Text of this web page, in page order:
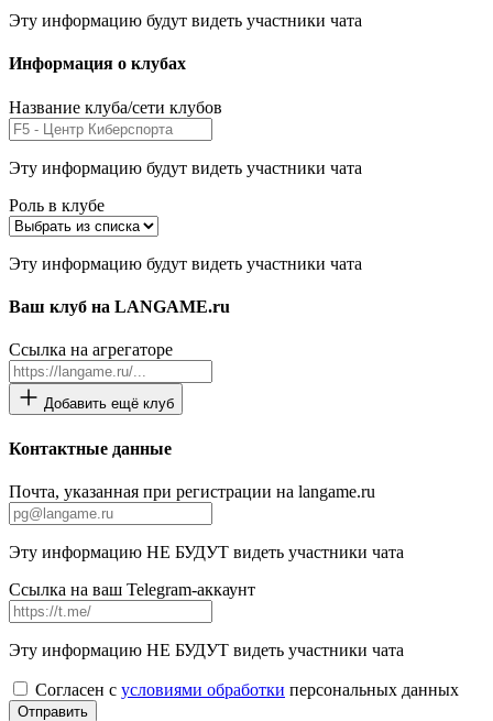
Эту информацию будут видеть участники чата
Информация о клубах
Название клуба/сети клубов
Эту информацию будут видеть участники чата
Роль в клубе
Эту информацию будут видеть участники чата
Ваш клуб на LANGAME.ru
Ссылка на агрегаторе
Добавить ещё клуб
Контактные данные
Почта, указанная при регистрации на langame.ru
Эту информацию НЕ БУДУТ видеть участники чата
Ссылка на ваш Telegram-аккаунт
Эту информацию НЕ БУДУТ видеть участники чата
Согласен с условиями обработки персональных данных
Отправить